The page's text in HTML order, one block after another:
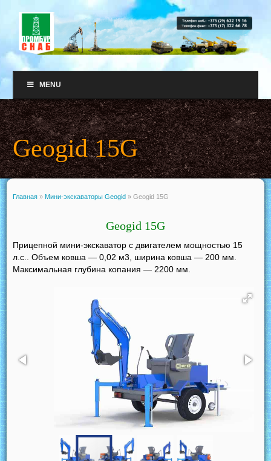
MENU
Geogid 15G
Главная » Мини-экскаваторы Geogid » Geogid 15G
Geogid 15G
Прицепной мини-экскаватор c двигателем мощностью 15
л.с.. Объем ковша — 0,02 м3, ширина ковша — 200 мм.
Максимальная глубина копания — 2200 мм.